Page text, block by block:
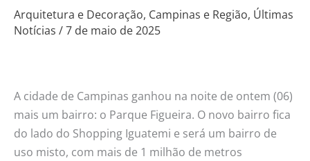
Arquitetura e Decoração, Campinas e Região, Últimas
Notícias /7 de maio de 2025
A cidade de Campinas ganhou na noite de ontem (06)
mais um bairro: o Parque Figueira. O novo bairro fica
do lado do Shopping Iguatemi e será um bairro de
uso misto, com mais de 1 milhão de metros
o
mais
da
cidade
de
Campinas